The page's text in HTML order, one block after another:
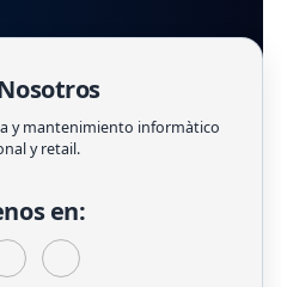
y mantenimiento informàtico
y retail.
en: